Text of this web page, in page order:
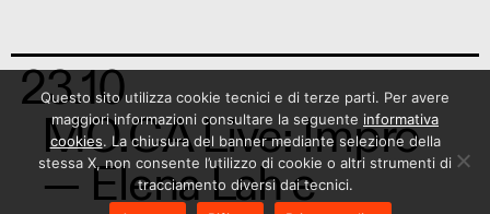
23.10
MO.CA Live: Impro
— Elena Lah e
Questo sito utilizza cookie tecnici e di terze parti. Per avere
maggiori informazioni consultare la seguente informativa
cookies. La chiusura del banner mediante selezione della
stessa X, non consente l’utilizzo di cookie o altri strumenti di
tracciamento diversi dai tecnici.